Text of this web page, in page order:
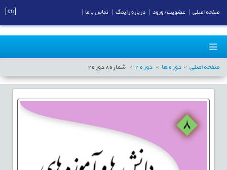
صفحه اصلی دوره ها دوره2 شماره8دوره2
صفحه اصلی عضویت/ ورود درباره رایمگ تماس با ما